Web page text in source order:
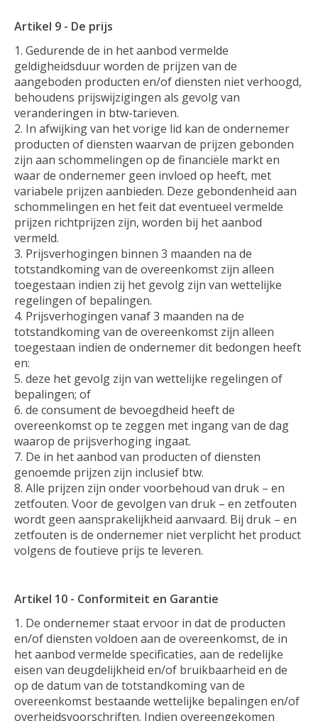
Artikel 9 - De prijs
Gedurende de in het aanbod vermelde
geldigheidsduur worden de prijzen van de
aangeboden producten en/of diensten niet verhoogd,
behoudens prijswijzigingen als gevolg van
veranderingen in btw-tarieven.
In afwijking van het vorige lid kan de ondernemer
producten of diensten waarvan de prijzen gebonden
zijn aan schommelingen op de financiële markt en
waar de ondernemer geen invloed op heeft, met
variabele prijzen aanbieden. Deze gebondenheid aan
schommelingen en het feit dat eventueel vermelde
prijzen richtprijzen zijn, worden bij het aanbod
vermeld.
Prijsverhogingen binnen 3 maanden na de
totstandkoming van de overeenkomst zijn alleen
toegestaan indien zij het gevolg zijn van wettelijke
regelingen of bepalingen.
Prijsverhogingen vanaf 3 maanden na de
totstandkoming van de overeenkomst zijn alleen
toegestaan indien de ondernemer dit bedongen heeft
en:
deze het gevolg zijn van wettelijke regelingen of
bepalingen; of
de consument de bevoegdheid heeft de
overeenkomst op te zeggen met ingang van de dag
waarop de prijsverhoging ingaat.
De in het aanbod van producten of diensten
genoemde prijzen zijn inclusief btw.
Alle prijzen zijn onder voorbehoud van druk – en
zetfouten. Voor de gevolgen van druk – en zetfouten
wordt geen aansprakelijkheid aanvaard. Bij druk – en
zetfouten is de ondernemer niet verplicht het product
volgens de foutieve prijs te leveren.
Artikel 10 - Conformiteit en Garantie
De ondernemer staat ervoor in dat de producten
en/of diensten voldoen aan de overeenkomst, de in
het aanbod vermelde specificaties, aan de redelijke
eisen van deugdelijkheid en/of bruikbaarheid en de
op de datum van de totstandkoming van de
overeenkomst bestaande wettelijke bepalingen en/of
overheidsvoorschriften. Indien overeengekomen